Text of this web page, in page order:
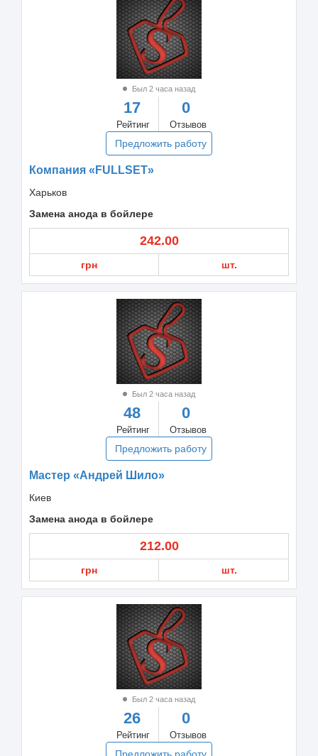
Был 2 часа назад
17
Рейтинг
0
Отзывов
Предложить работу
Компания «FULLSET»
Харьков
Замена анода в бойлере
242.00
грн шт.
Был 2 часа назад
48
Рейтинг
0
Отзывов
Предложить работу
Мастер «Андрей Шило»
Киев
Замена анода в бойлере
212.00
грн шт.
Был 2 часа назад
26
Рейтинг
0
Отзывов
Предложить работу